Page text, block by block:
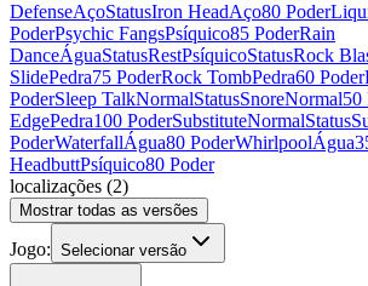
DefenseAçoStatusIron HeadAço80 Poder
PoderPsychic FangsPsíquico85 PoderRain
DanceÁguaStatusRestPsíquicoStatusRock
SlidePedra75 PoderRock TombPedra60 Poder
PoderSleep TalkNormalStatusSnoreNormal50
EdgePedra100 PoderSubstituteNormalStatus
PoderWaterfallÁgua80 PoderWhirlpoolÁgua
HeadbuttPsíquico80 Poder
localizações (2)
Mostrar todas as versões
Jogo: Selecionar versão